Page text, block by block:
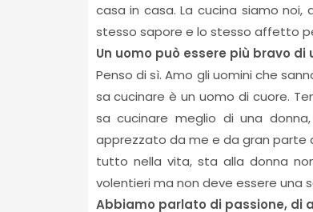
casa in casa. La cucina siamo
stesso sapore e lo stesso affetto
Un uomo può essere più bravo
Penso di sì. Amo gli uomini che
sa cucinare è un uomo di cuore.
sa cucinare meglio di una
apprezzato da me e da gran parte
tutto nella vita, sta alla donna
volentieri ma non deve essere una
Abbiamo parlato di passione, di